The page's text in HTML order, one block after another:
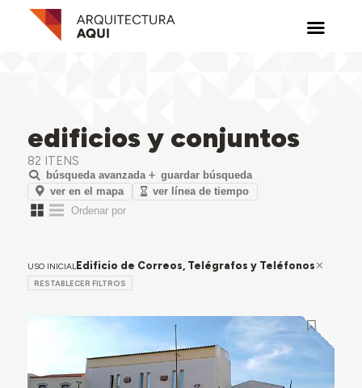
edificios y conjuntos
82 ITENS
búsqueda avanzada
guardar búsqueda
ver en el mapa
ver línea de tiempo
USO INICIALEdificio de Correos, Telégrafos y Teléfonos
RESTABLECER FILTROS